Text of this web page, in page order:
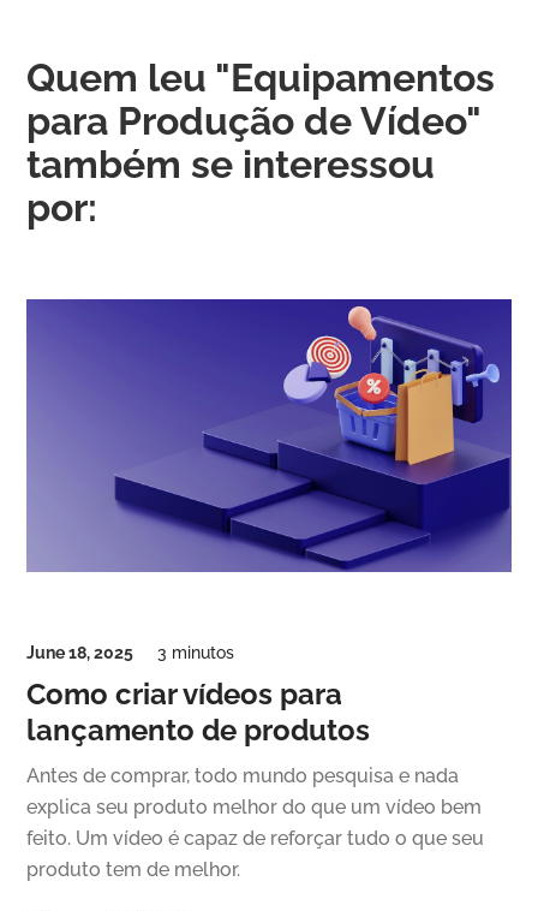
Quem leu "Equipamentos
para Produção de Vídeo"
também se interessou
por:
June 18, 2025 3 minutos
Como criar vídeos para
lançamento de produtos
Antes de comprar, todo mundo pesquisa e nada
explica seu produto melhor do que um vídeo bem
feito. Um vídeo é capaz de reforçar tudo o que seu
produto tem de melhor.